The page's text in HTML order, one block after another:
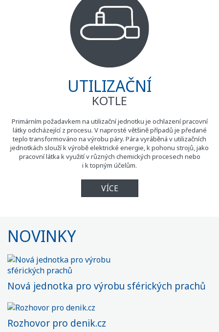
UTILIZAČNÍ
KOTLE
Primárním požadavkem na utilizační jednotku je ochlazení pracovní
látky odcházející z procesu. V naprosté většině případů je předané
teplo transformováno na výrobu páry. Pára vyráběná v utilizačních
jednotkách slouží k výrobě elektrické energie, k pohonu strojů, jako
pracovní látka k využití v různých chemických procesech nebo
i k topným účelům.
VÍCE
NOVINKY
Nová jednotka pro výrobu sférických prachů
Rozhovor pro denik.cz